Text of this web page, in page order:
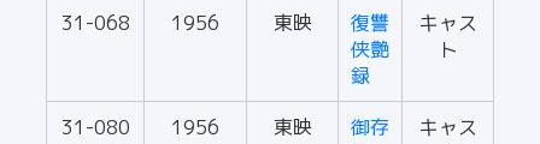
31-068
1956 東映
復讐
侠艶
録
キャス
ト
31-080 1956 東映
御存
キャス